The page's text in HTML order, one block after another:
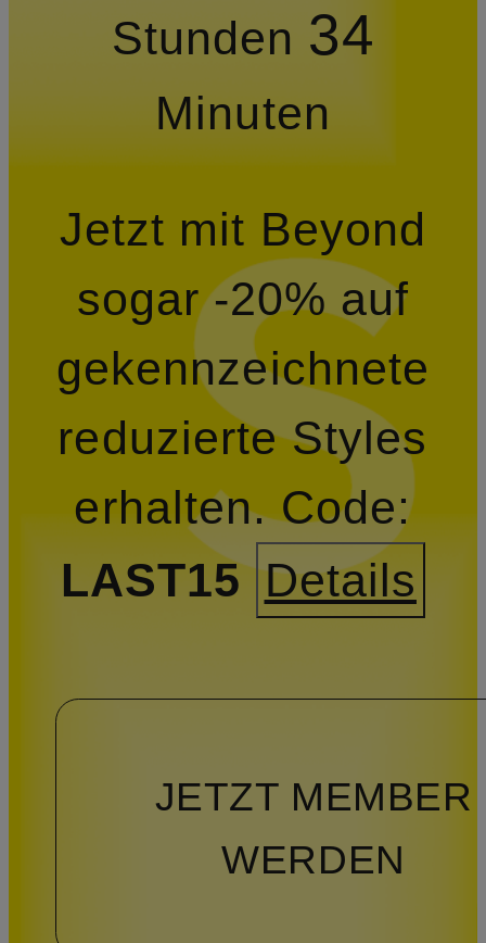
Stunden 34
Minuten
Jetzt mit Beyond
sogar -20% auf
gekennzeichnete
reduzierte Styles
erhalten.Code:
LAST15 Details
JETZT MEMBER
WERDEN